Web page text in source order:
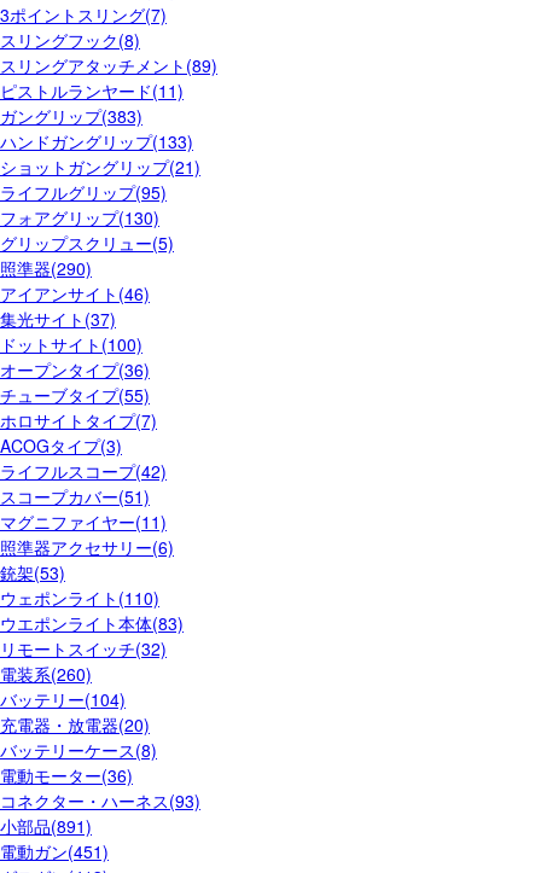
3ポイントスリング(7)
スリングフック(8)
スリングアタッチメント(89)
ピストルランヤード(11)
ガングリップ(383)
ハンドガングリップ(133)
ショットガングリップ(21)
ライフルグリップ(95)
フォアグリップ(130)
グリップスクリュー(5)
照準器(290)
アイアンサイト(46)
集光サイト(37)
ドットサイト(100)
オープンタイプ(36)
チューブタイプ(55)
ホロサイトタイプ(7)
ACOGタイプ(3)
ライフルスコープ(42)
スコープカバー(51)
マグニファイヤー(11)
照準器アクセサリー(6)
銃架(53)
ウェポンライト(110)
ウエポンライト本体(83)
リモートスイッチ(32)
電装系(260)
バッテリー(104)
充電器・放電器(20)
バッテリーケース(8)
電動モーター(36)
コネクター・ハーネス(93)
小部品(891)
電動ガン(451)